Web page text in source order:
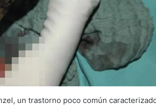
un trastorno poco común